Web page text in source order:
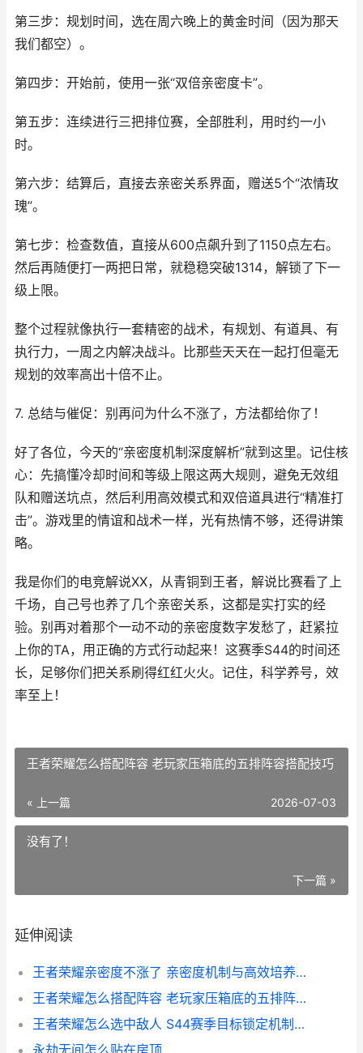
第三步：规划时间，选在周六晚上的黄金时间（因为那天
我们都空）。
第四步：开始前，使用一张“双倍亲密度卡”。
第五步：连续进行三把排位赛，全部胜利，用时约一小
时。
第六步：结算后，直接去亲密关系界面，赠送5个“浓情玫
瑰”。
第七步：检查数值，直接从600点飙升到了1150点左右。
然后再随便打一两把日常，就稳稳突破1314，解锁了下一
级上限。
整个过程就像执行一套精密的战术，有规划、有道具、有
执行力，一周之内解决战斗。比那些天天在一起打但毫无
规划的效率高出十倍不止。
7. 总结与催促：别再问为什么不涨了，方法都给你了！
好了各位，今天的“亲密度机制深度解析”就到这里。记住核
心：先搞懂冷却时间和等级上限这两大规则，避免无效组
队和赠送坑点，然后利用高效模式和双倍道具进行“精准打
击”。游戏里的情谊和战术一样，光有热情不够，还得讲策
略。
我是你们的电竞解说XX，从青铜到王者，解说比赛看了上
千场，自己号也养了几个亲密关系，这都是实打实的经
验。别再对着那个一动不动的亲密度数字发愁了，赶紧拉
上你的TA，用正确的方式行动起来！这赛季S44的时间还
长，足够你们把关系刷得红红火火。记住，科学养号，效
率至上！
王者荣耀怎么搭配阵容 老玩家压箱底的五排阵容搭配技巧
« 上一篇 2026-07-03
没有了！
下一篇 »
延伸阅读
王者荣耀亲密度不涨了 亲密度机制与高效培养全解析
王者荣耀怎么搭配阵容 老玩家压箱底的五排阵容搭配技巧
王者荣耀怎么选中敌人 S44赛季目标锁定机制详解与设置优化
永劫无间怎么贴在房顶